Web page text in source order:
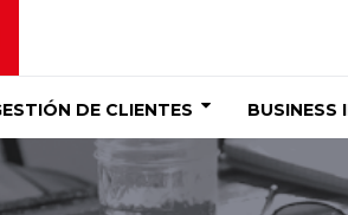
DE CLIENTES BUSINESS